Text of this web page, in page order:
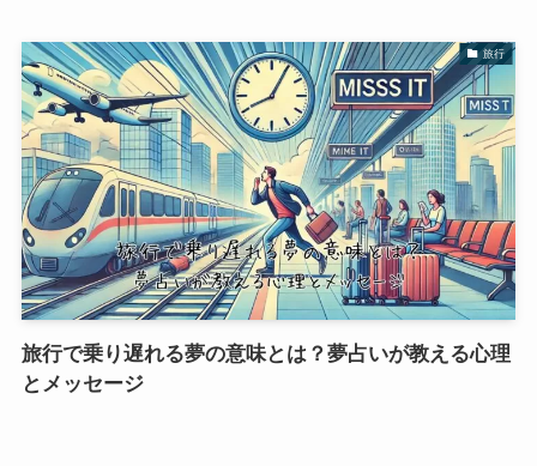
旅行
旅行で乗り遅れる夢の意味とは？夢占いが教える心理
とメッセージ